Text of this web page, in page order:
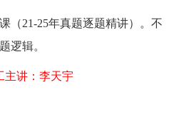
（21-25年真题逐题精讲）。不
逻辑。
主讲：李天宇